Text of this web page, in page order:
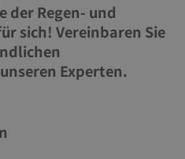
der Regen- und
sich! Vereinbaren Sie
Experten.